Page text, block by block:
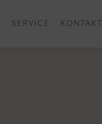
SERVICE KONTAKT